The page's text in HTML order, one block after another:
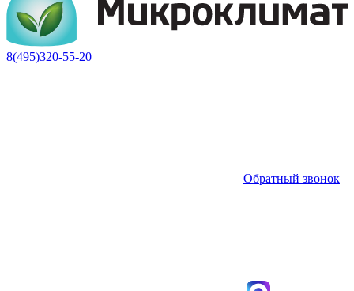
8(495)320-55-20
Обратный звонок